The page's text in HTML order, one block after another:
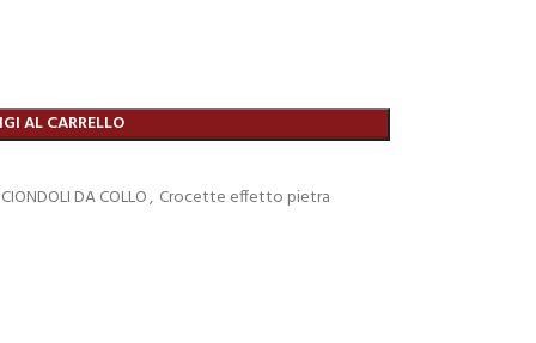
AL CARRELLO
DA COLLO, Crocette effetto pietra